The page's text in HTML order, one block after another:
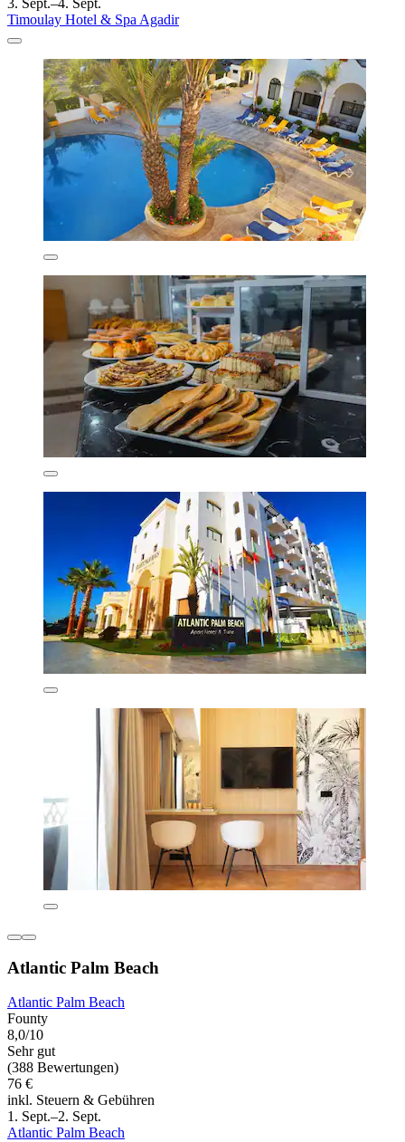
3. Sept.–4. Sept.
Timoulay Hotel & Spa Agadir
Atlantic Palm Beach
Atlantic Palm Beach
Founty
8,0/10
Sehr gut
(388 Bewertungen)
76 €
inkl. Steuern & Gebühren
1. Sept.–2. Sept.
Atlantic Palm Beach